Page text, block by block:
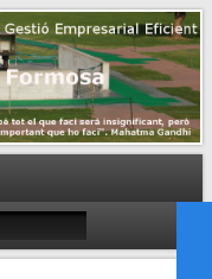
la PyME
externalizada.